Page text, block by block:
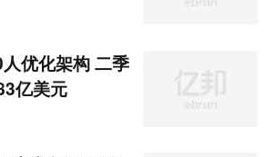
优化架构 二季
亿美元